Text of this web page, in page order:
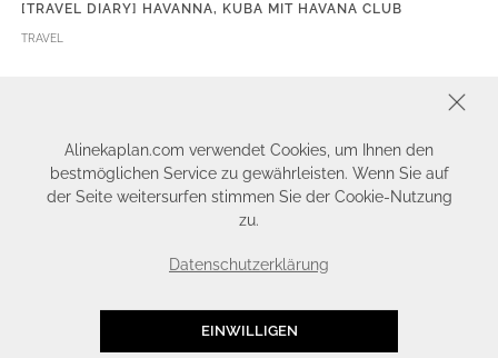
[TRAVEL DIARY] HAVANNA, KUBA MIT HAVANA CLUB
TRAVEL
Alinekaplan.com verwendet Cookies, um Ihnen den
bestmöglichen Service zu gewährleisten. Wenn Sie auf
der Seite weitersurfen stimmen Sie der Cookie-Nutzung
zu.
Datenschutzerklärung
EINWILLIGEN